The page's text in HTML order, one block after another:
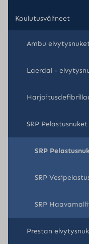
Koulutusvälineet
Ambu
Laerdal -
SRP
SRP
SRP
SRP
Prestan